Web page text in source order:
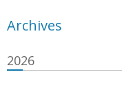
Archives
2026